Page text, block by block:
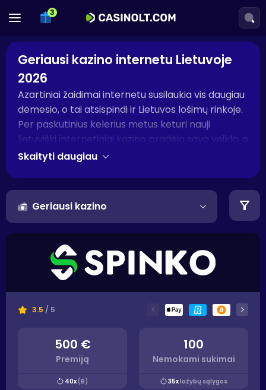
Geriausi kazino internetu Lietuvoje
2026
Azartiniai žaidimai internetu susilaukia vis daugiau
dėmesio, o tai atsispindi ir Lietuvos lošimų rinkoje.
Per paskutinius kelerius metus keturi nauji
lietuviški internetiniai kazino pradėjo savo veiklą, o
jeigu pažvelgtume į užsienį – čia kiekvienais
yra geriausi kazino internetu Lietuvoje, esate
tinkamoje vietoje. Čia iš arčiau supažindinsime su
Skaityti daugiau
Geriausi kazino
3.5 / 5 < >
500 €
Premiją
40x(B)
100
Nemokami sukimai
35xlažybų sąlygos